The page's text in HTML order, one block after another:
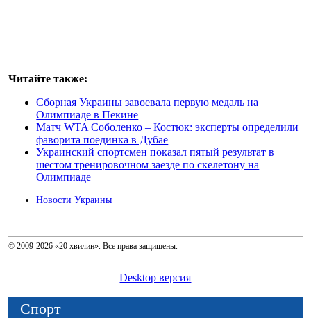
Читайте также:
Сборная Украины завоевала первую медаль на
Олимпиаде в Пекине
Матч WTA Соболенко – Костюк: эксперты определили
фаворита поединка в Дубае
Украинский спортсмен показал пятый результат в
шестом тренировочном заезде по скелетону на
Олимпиаде
Новости Украины
© 2009-2026 «20 хвилин». Все права защищены.
Desktop версия
Спорт